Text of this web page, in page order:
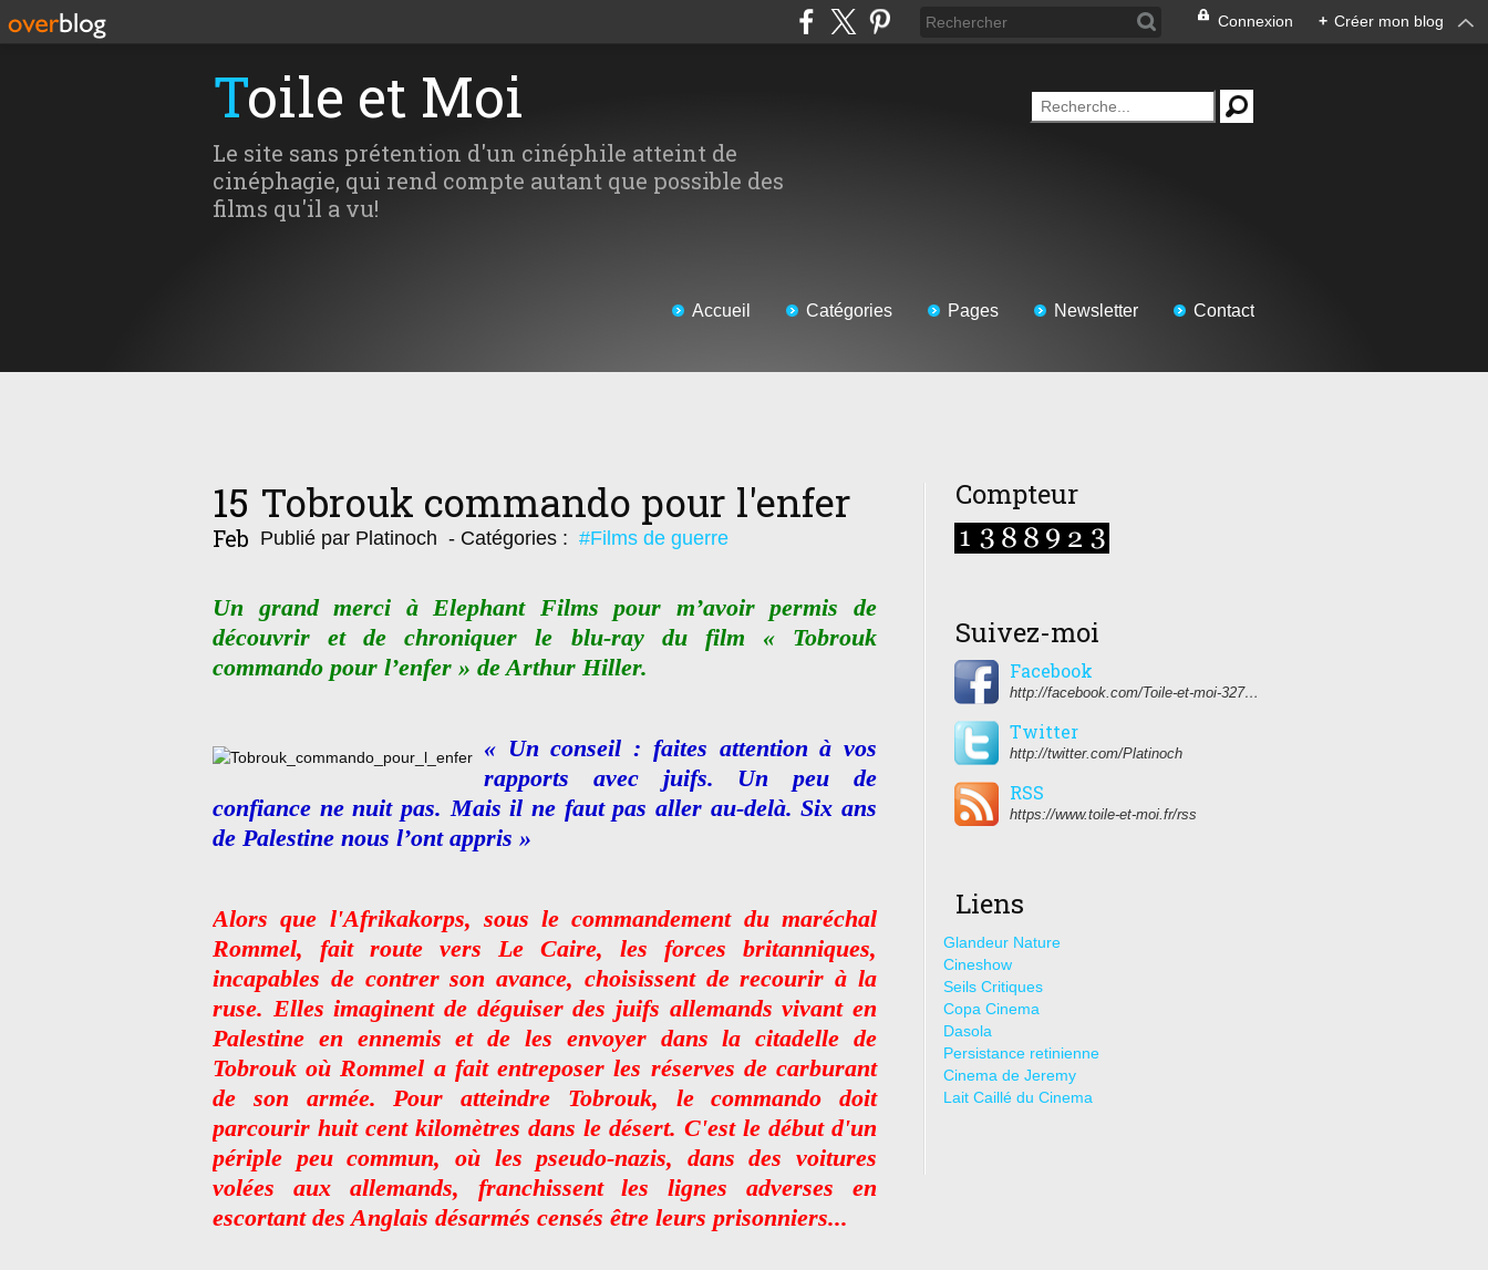
Connexion + Créer mon blog
Toile et Moi
Le site sans prétention d'un cinéphile atteint de
cinéphagie, qui rend compte autant que possible des
films qu'il a vu!
Accueil Catégories Pages Newsletter Contact
15
Feb
Tobrouk commando pour l'enfer
Publié par Platinoch - Catégories : #Films de guerre
Un grand merci à Elephant Films pour m’avoir permis de
découvrir et de chroniquer le blu-ray du film « Tobrouk
commando pour l’enfer » de Arthur Hiller.
« Un conseil : faites attention à vos
rapports avec juifs. Un peu de
confiance ne nuit pas. Mais il ne faut pas aller au-delà. Six ans
de Palestine nous l’ont appris »
Alors que l'Afrikakorps, sous le commandement du maréchal
Rommel, fait route vers Le Caire, les forces britanniques,
incapables de contrer son avance, choisissent de recourir à la
ruse. Elles imaginent de déguiser des juifs allemands vivant en
Palestine en ennemis et de les envoyer dans la citadelle de
Tobrouk où Rommel a fait entreposer les réserves de carburant
de son armée. Pour atteindre Tobrouk, le commando doit
parcourir huit cent kilomètres dans le désert. C'est le début d'un
périple peu commun, où les pseudo-nazis, dans des voitures
volées aux allemands, franchissent les lignes adverses en
escortant des Anglais désarmés censés être leurs prisonniers...
Compteur
Suivez-moi
Facebook
http://facebook.com/Toile-et-moi-327459350627274/
Twitter
http://twitter.com/Platinoch
RSS
https://www.toile-et-moi.fr/rss
Liens
Glandeur Nature
Cineshow
Seils Critiques
Copa Cinema
Dasola
Persistance retinienne
Cinema de Jeremy
Lait Caillé du Cinema